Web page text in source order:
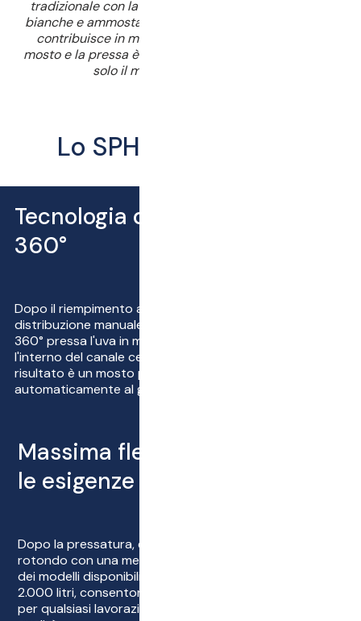
tradizionale con la flessibilità di poter pressare uve
bianche e ammostare. Il canale flessibile per il succo
contribuisce in modo significativo alla qualità del
mosto e la pressa è progettata in modo da richiedere
solo il minimo lavoro manuale.
Lo SPHERA in sintesi
Tecnologia di pressatura a
360°
Dopo il riempimento attraverso la porta, senza
distribuzione manuale dell'uva, la nuova membrana a
360° pressa l'uva in modo uniforme dall'esterno verso
l'interno del canale centrale e flessibile del succo. ‍ Il
risultato è un mosto purissimo, che viene pressato
automaticamente al grado desiderato con SPHERA.
Massima flessibilità per tutte
le esigenze
Dopo la pressatura, è sufficiente pulire il contenitore
rotondo con una membrana completa. ‍ Le dimensioni
dei modelli disponibili, con una capacità di 1.000 e
2.000 litri, consentono di soddisfare le giuste esigenze
per qualsiasi lavorazione di vini bianchi o rossi di alta